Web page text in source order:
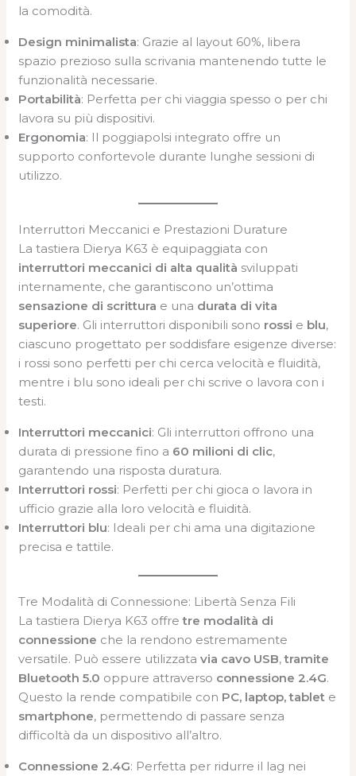
la comodità.
Design minimalista: Grazie al layout 60%, libera
spazio prezioso sulla scrivania mantenendo tutte le
funzionalità necessarie.
Portabilità: Perfetta per chi viaggia spesso o per chi
lavora su più dispositivi.
Ergonomia: Il poggiapolsi integrato offre un
supporto confortevole durante lunghe sessioni di
utilizzo.
Interruttori Meccanici e Prestazioni Durature
La tastiera Dierya K63 è equipaggiata con
interruttori meccanici di alta qualità sviluppati
internamente, che garantiscono un’ottima
sensazione di scrittura e una durata di vita
superiore. Gli interruttori disponibili sono rossi e blu,
ciascuno progettato per soddisfare esigenze diverse:
i rossi sono perfetti per chi cerca velocità e fluidità,
mentre i blu sono ideali per chi scrive o lavora con i
testi.
Interruttori meccanici: Gli interruttori offrono una
durata di pressione fino a 60 milioni di clic,
garantendo una risposta duratura.
Interruttori rossi: Perfetti per chi gioca o lavora in
ufficio grazie alla loro velocità e fluidità.
Interruttori blu: Ideali per chi ama una digitazione
precisa e tattile.
Tre Modalità di Connessione: Libertà Senza Fili
La tastiera Dierya K63 offretre modalità di
connessione che la rendono estremamente
versatile. Può essere utilizzatavia cavo USB,tramite
Bluetooth 5.0 oppure attraverso connessione 2.4G.
Questo la rende compatibile con PC, laptop, tablet e
smartphone, permettendo di passare senza
difficoltà da un dispositivo all’altro.
Connessione 2.4G: Perfetta per ridurre il lag nei